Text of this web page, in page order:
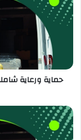
حماية ورعاية